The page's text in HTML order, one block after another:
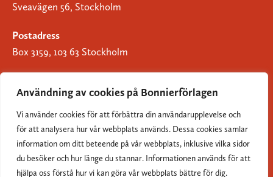
Användning av cookies på Bonnierförlagen
Vi använder cookies för att förbättra din användarupplevelse och
för att analysera hur vår webbplats används. Dessa cookies samlar
information om ditt beteende på vår webbplats, inklusive vilka sidor
du besöker och hur länge du stannar. Informationen används för att
hjälpa oss förstå hur vi kan göra vår webbplats bättre för dig.
Sveavägen 56, Stockholm
Postadress
Box 3159, 103 63 Stockholm
Om Bonnierförlagen
Cookies
Integritetspolicy